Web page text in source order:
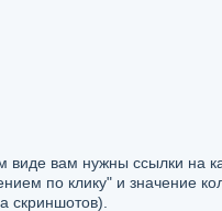
виде вам нужны ссылки на
по клику" и значение
скриншотов).